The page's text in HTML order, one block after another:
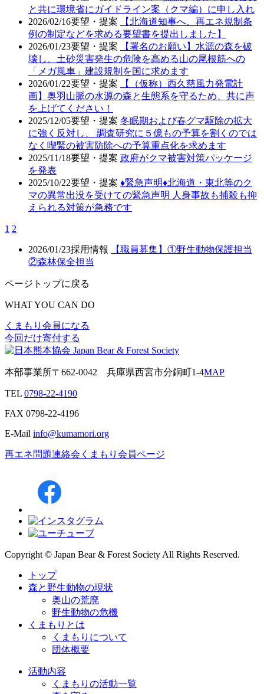
と共に環境省にガイドライン案（クマ編）に申し入れ
2026/02/16要望・提案
【北海道知事へ、再エネ規制条
例の制定などを求める要望書を提出しました】
2026/01/23要望・提案
【署名のお願い】水源の森を破
壊し、土砂災害発生の危険を高める山の尾根筋への
「メガ風車」建設規制を国に求めます
2026/01/22要望・提案
【（仮称）西久慈風力発電計
画】奥羽山脈の水源の森と生態系を守るため、共に声
を上げてください！
2025/12/05要望・提案 冬眠期および春グマ駆除の拡大
に強く反対し、 調査研究に５億もの予算を割くのでは
なく喫緊の被害防除への予算重点化を求めます
2025/11/18要望・提案 政府がクマ被害対策パッケージ
を発表
2025/10/22要望・提案 ♦️緊急声明♦️北海道・東北等のク
マの異常出没を受けての緊急声明 人身事故も捕殺も抑
えられる対策が急務です
1 2
2026/01/23採用情報
【職員募集】①野生動物保護担当
②森林保全担当
ページトップに戻る
WHAT YOU CAN DO
くまもり会員になる
今回だけ寄付する
本部事業所〒662-0042 兵庫県西宮市分銅町1-4MAP
TEL 0798-22-4190
FAX 0798-22-4196
E-Mail info@kumamori.org
再エネ問題連絡会 くまもり会員ページ
Copyright © Japan Bear & Forest Society All Rights Reserved.
トップ
森と野生動物の現状
奥山の荒廃
野生動物の危機
くまもりとは
くまもりについて
団体概要
活動内容
くまもりの活動一覧